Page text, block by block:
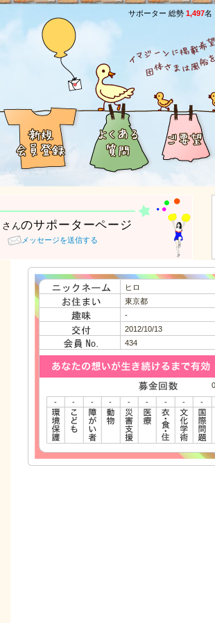
サポーター 総勢 1,497名
さんのサポーターページ
メッセージを送信する
ヒロ
東京都
-
2012/10/13
434
0
-
- - - - - - - -